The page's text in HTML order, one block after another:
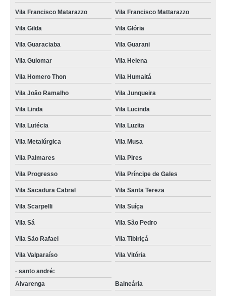
Vila Francisco Matarazzo Vila Francisco Mattarazzo
Vila Gilda Vila Glória
Vila Guaraciaba Vila Guarani
Vila Guiomar Vila Helena
Vila Homero Thon Vila Humaitá
Vila João Ramalho Vila Junqueira
Vila Linda Vila Lucinda
Vila Lutécia Vila Luzita
Vila Metalúrgica Vila Musa
Vila Palmares Vila Pires
Vila Progresso Vila Príncipe de Gales
Vila Sacadura Cabral Vila Santa Tereza
Vila Scarpelli Vila Suíça
Vila Sá Vila São Pedro
Vila São Rafael Vila Tibiriçá
Vila Valparaíso Vila Vitória
· santo andré:
Alvarenga
Balneária